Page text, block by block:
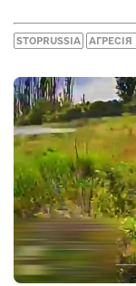
STOPRUSSIA АГРЕСІЯ